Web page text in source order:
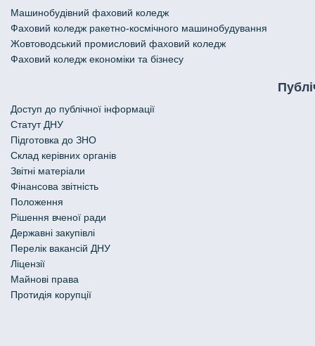
Машинобудівний фаховий коледж
Фаховий коледж ракетно-космічного машинобудування
Жовтоводський промисловий фаховий коледж
Фаховий коледж економіки та бізнесу
Доступ до публічної інформації
Статут ДНУ
Підготовка до ЗНО
Склад керівних органів
Звітні матеріали
Фінансова звітність
Положення
Рішення вченої ради
Державні закупівлі
Перелік вакансій ДНУ
Ліцензії
Майнові права
Протидія корупції